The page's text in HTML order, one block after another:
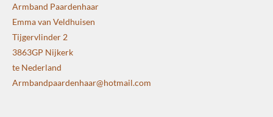
Armband Paardenhaar
Emma van Veldhuisen
Tijgervlinder 2
3863GP Nijkerk
te Nederland
Armbandpaardenhaar@hotmail.com